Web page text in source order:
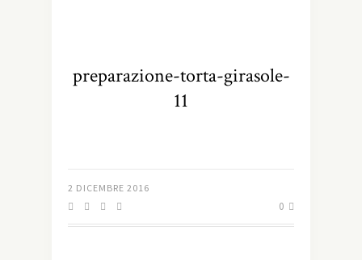
preparazione-torta-girasole-
11
2 DICEMBRE 2016
0